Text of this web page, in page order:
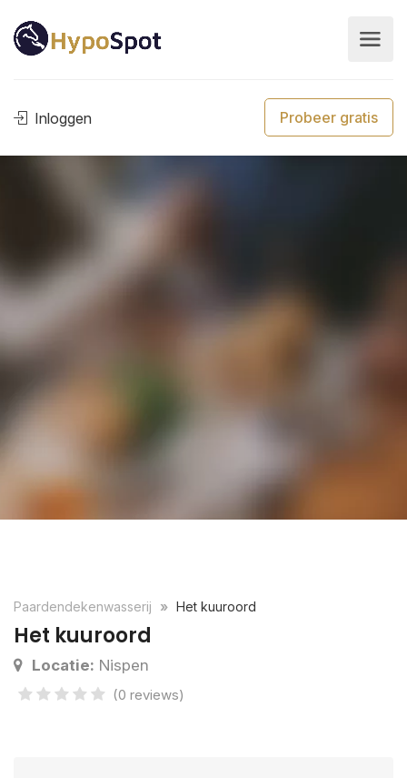
Inloggen Probeer gratis
Paardendekenwasserij Het kuuroord
Het kuuroord
Locatie: Nispen
(0 reviews)